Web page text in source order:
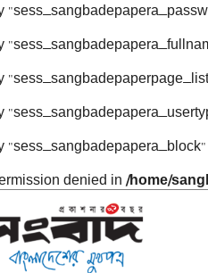
denied in /home/